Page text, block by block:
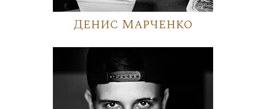
Денис Марченко